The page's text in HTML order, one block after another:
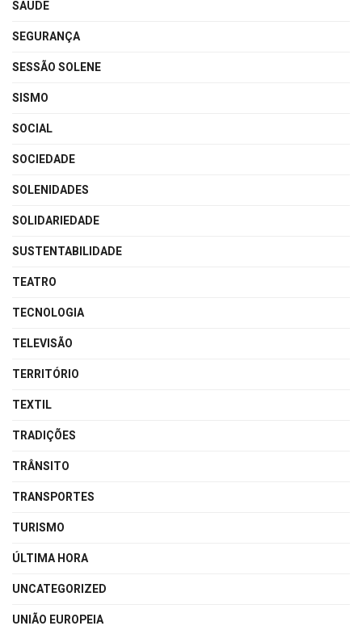
SAÚDE
SEGURANÇA
SESSÃO SOLENE
SISMO
SOCIAL
SOCIEDADE
SOLENIDADES
SOLIDARIEDADE
SUSTENTABILIDADE
TEATRO
TECNOLOGIA
TELEVISÃO
TERRITÓRIO
TEXTIL
TRADIÇÕES
TRÂNSITO
TRANSPORTES
TURISMO
ÚLTIMA HORA
UNCATEGORIZED
UNIÃO EUROPEIA